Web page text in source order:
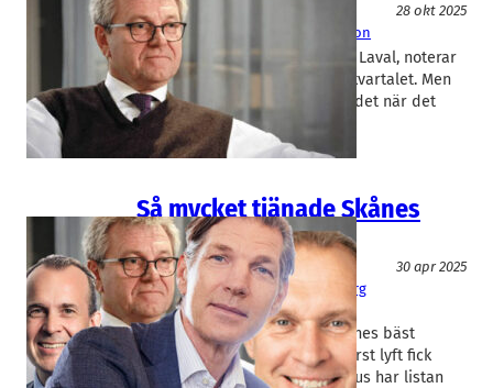
Fakta
28 okt 2025
Alfa Laval
Tom Erixon
Skånes största börsbolag, Alfa Laval, noterar
minskad orderingång i tredje kvartalet. Men
vd Tom Erixon oroas inte över det när det
trots allt ligger beställningar…
Så mycket tjänade Skånes
börsvd:ar 2024
Fakta
30 apr 2025
AAK, Alfa Laval, Camurus , Trelleborg
Fredrik Tiberg, Tom Erixon
Alfa Lavals Tom Erixon var Skånes bäst
betalda börs-vd 2024. Men störst lyft fick
Camurus Fredrik Tiberg. Rapidus har listan